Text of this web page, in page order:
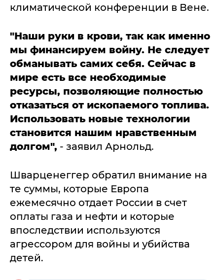
климатической конференции в Вене.
"Наши руки в крови, так как именно
мы финансируем войну. Не следует
обманывать самих себя. Сейчас в
мире есть все необходимые
ресурсы, позволяющие полностью
отказаться от ископаемого топлива.
Использовать новые технологии
становится нашим нравственным
долгом", - заявил Арнольд.
Шварценеггер обратил внимание на
те суммы, которые Европа
ежемесячно отдает России в счет
оплаты газа и нефти и которые
впоследствии используются
агрессором для войны и убийства
детей.